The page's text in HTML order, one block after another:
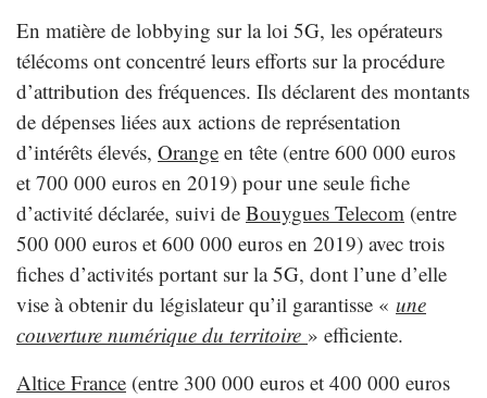
En matière de lobbying sur la loi 5G, les opérateurs
télécoms ont concentré leurs efforts sur la procédure
d’attribution des fréquences. Ils déclarent des montants
de dépenses liées aux actions de représentation
d’intérêts élevés, Orange en tête (entre 600 000 euros
et 700 000 euros en 2019) pour une seule fiche
d’activité déclarée, suivi de Bouygues Telecom (entre
500 000 euros et 600 000 euros en 2019) avec trois
fiches d’activités portant sur la 5G, dont l’une d’elle
vise à obtenir du législateur qu’il garantisse « une
couverture numérique du territoire » efficiente.
Altice France (entre 300 000 euros et 400 000 euros